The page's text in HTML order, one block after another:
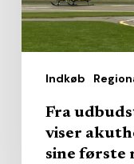
Indkøb
sine
Fra
viser
sine første